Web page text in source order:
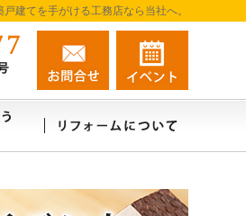
建てを手がける工務店なら当社へ。
080-7987-0777
営業時間9:00～18:00 定休日：不定休